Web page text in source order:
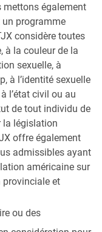
également
programme
considère toutes
à la couleur de la
sexuelle, à
à l’identité sexuelle
l’état civil ou au
de tout individu de
la législation
offre également
admissibles ayant
américaine sur
provinciale et
ou des